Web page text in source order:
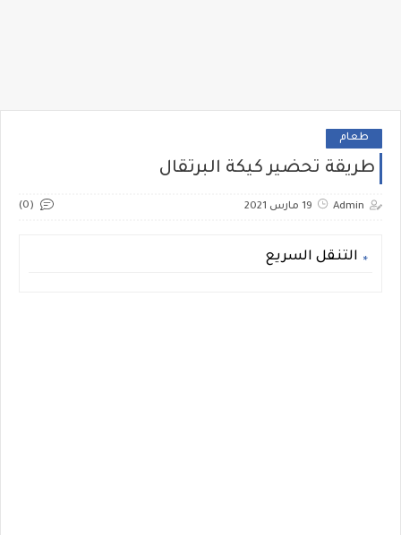
طعام
طريقة تحضير كيكة البرتقال
Admin 19 مارس 2021 (0)
التنقل السريع